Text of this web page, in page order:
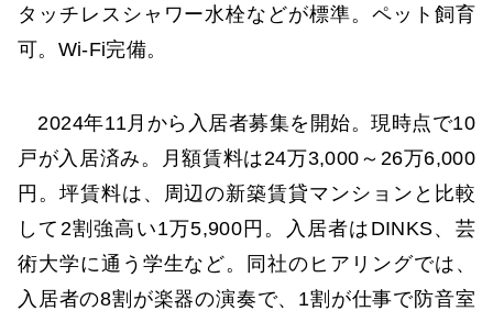
タッチレスシャワー水栓などが標準。ペット飼育
可。Wi-Fi完備。
2024年11月から入居者募集を開始。現時点で10
戸が入居済み。月額賃料は24万3,000～26万6,000
円。坪賃料は、周辺の新築賃貸マンションと比較
して2割強高い1万5,900円。入居者はDINKS、芸
術大学に通う学生など。同社のヒアリングでは、
入居者の8割が楽器の演奏で、1割が仕事で防音室